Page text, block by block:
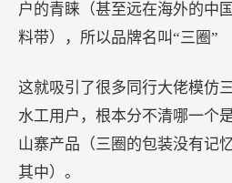
户的青睐（甚至远在海外的中
料带），所以品牌名叫“三圈”
这就吸引了很多同行大佬模仿
水工用户，根本分不清哪一个
山寨产品（三圈的包装没有记
其中）。